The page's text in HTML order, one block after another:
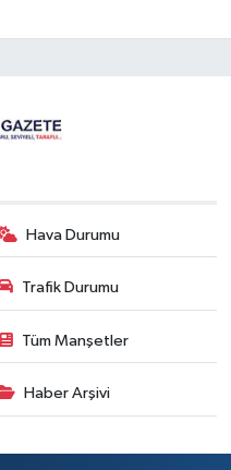
Hava Durumu
Trafik Durumu
Tüm Manşetler
Haber Arşivi